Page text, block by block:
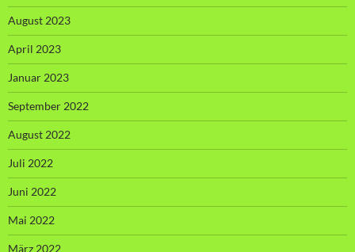
August 2023
April 2023
Januar 2023
September 2022
August 2022
Juli 2022
Juni 2022
Mai 2022
März 2022